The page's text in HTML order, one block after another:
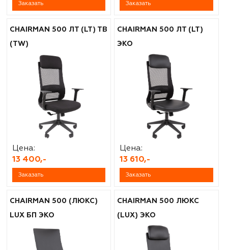
Заказать Заказать
CHAIRMAN 500 ЛТ (LT) ТВ
(TW)
Цена:
13 400,-
Заказать
CHAIRMAN 500 ЛТ (LT)
ЭКО
Цена:
13 610,-
Заказать
CHAIRMAN 500 (ЛЮКС)
LUX БП ЭКО
CHAIRMAN 500 ЛЮКС
(LUX) ЭКО